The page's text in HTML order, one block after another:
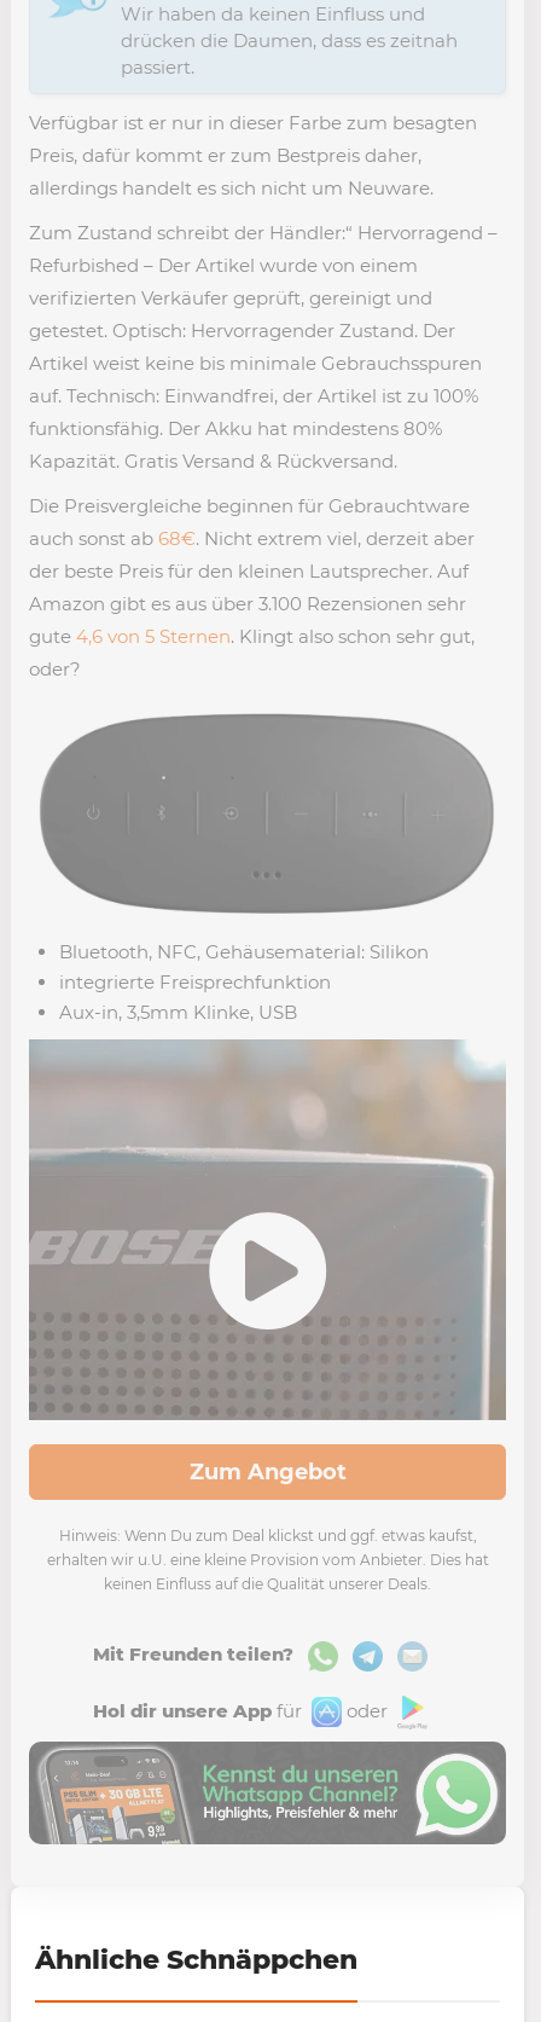
Wir haben da keinen Einfluss und
drücken die Daumen, dass es zeitnah
passiert.
Verfügbar ist er nur in dieser Farbe zum besagten
Preis, dafür kommt er zum Bestpreis daher,
allerdings handelt es sich nicht um Neuware.
Zum Zustand schreibt der Händler:“ Hervorragend –
Refurbished – Der Artikel wurde von einem
verifizierten Verkäufer geprüft, gereinigt und
getestet. Optisch: Hervorragender Zustand. Der
Artikel weist keine bis minimale Gebrauchsspuren
auf. Technisch: Einwandfrei, der Artikel ist zu 100%
funktionsfähig. Der Akku hat mindestens 80%
Kapazität. Gratis Versand & Rückversand.
Die Preisvergleiche beginnen für Gebrauchtware
auch sonst ab 68€. Nicht extrem viel, derzeit aber
der beste Preis für den kleinen Lautsprecher. Auf
Amazon gibt es aus über 3.100 Rezensionen sehr
gute 4,6 von 5 Sternen. Klingt also schon sehr gut,
oder?
Bluetooth, NFC, Gehäusematerial: Silikon
integrierte Freisprechfunktion
Aux-in, 3,5mm Klinke, USB
Zum Angebot
Hinweis: Wenn Du zum Deal klickst und ggf. etwas kaufst,
erhalten wir u.U. eine kleine Provision vom Anbieter. Dies hat
keinen Einfluss auf die Qualität unserer Deals.
Mit Freunden teilen?
Hol dir unsere Appfür oder
Ähnliche Schnäppchen